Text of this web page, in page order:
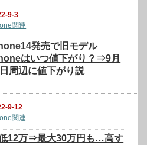
9-3
関連
発売で旧モデル
はいつ値下がり？⇒9月
周辺に値下がり説
9-12
関連
12万⇒最大30万円も…高す